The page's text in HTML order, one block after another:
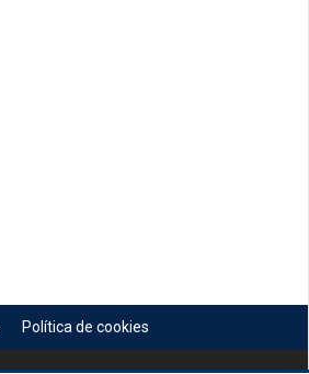
Política de cookies